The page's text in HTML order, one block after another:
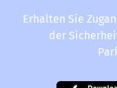
Erhalten Sie
der